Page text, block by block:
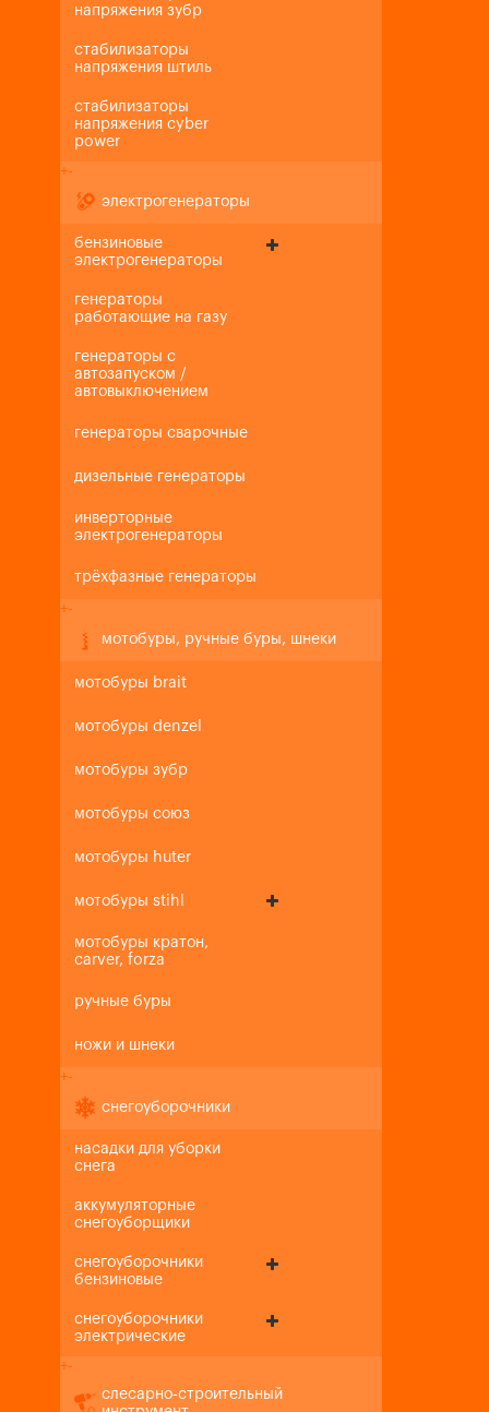
напряжения зубр
стабилизаторы
напряжения штиль
стабилизаторы
напряжения cyber
power
+-
электрогенераторы
бензиновые
электрогенераторы
генераторы
работающие на газу
генераторы с
автозапуском /
автовыключением
генераторы сварочные
дизельные генераторы
инверторные
электрогенераторы
трёхфазные генераторы
+-
мотобуры, ручные буры, шнеки
мотобуры brait
мотобуры denzel
мотобуры зубр
мотобуры союз
мотобуры huter
мотобуры stihl
мотобуры кратон,
carver, forza
ручные буры
ножи и шнеки
+-
снегоуборочники
насадки для уборки
снега
аккумуляторные
снегоуборщики
снегоуборочники
бензиновые
снегоуборочники
электрические
+-
слесарно-строительный